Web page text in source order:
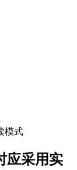
模式
应采用实